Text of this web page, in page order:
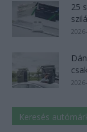
25
Keresés